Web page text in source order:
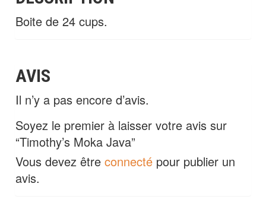
Boite de 24 cups.
AVIS
Il n’y a pas encore d’avis.
Soyez le premier à laisser votre avis sur
“Timothy’s Moka Java”
Vous devez être connecté pour publier un
avis.